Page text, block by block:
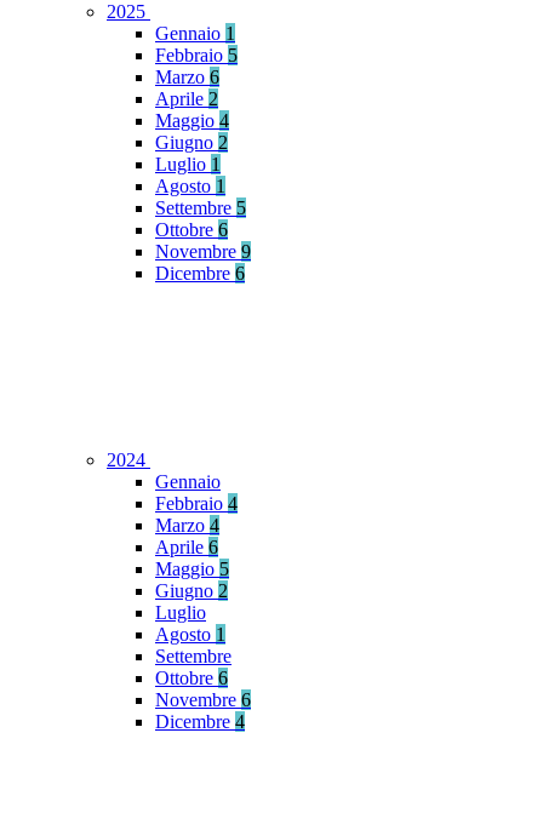
2025
Gennaio 1
Febbraio 5
Marzo 6
Aprile 2
Maggio 4
Giugno 2
Luglio 1
Agosto 1
Settembre 5
Ottobre 6
Novembre 9
Dicembre 6
2024
Gennaio
Febbraio 4
Marzo 4
Aprile 6
Maggio 5
Giugno 2
Luglio
Agosto 1
Settembre
Ottobre 6
Novembre 6
Dicembre 4